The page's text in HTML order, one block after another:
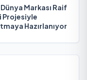
Markası Raif
Projesiyle
Hazırlanıyor